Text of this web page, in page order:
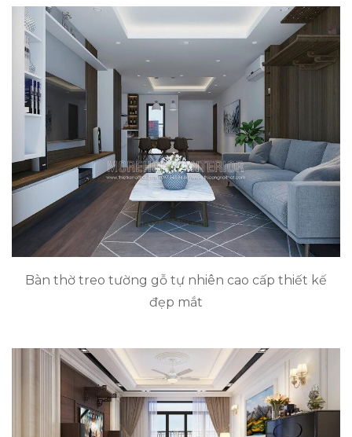
Bàn thờ treo tường gỗ tự nhiên cao cấp thiết kế
đẹp mắt